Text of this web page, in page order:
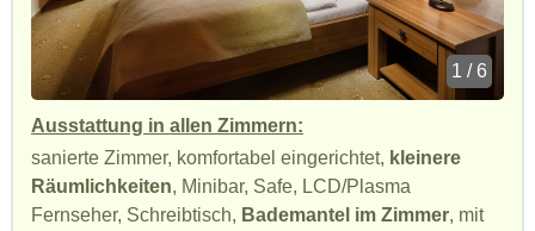
1 / 6
Ausstattung in allen Zimmern:
sanierte Zimmer, komfortabel eingerichtet, kleinere
Räumlichkeiten, Minibar, Safe, LCD/Plasma
Fernseher, Schreibtisch, Bademantel im Zimmer, mit